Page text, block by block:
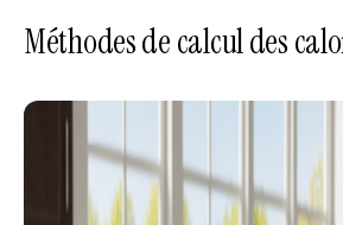
Méthodes de calcul des